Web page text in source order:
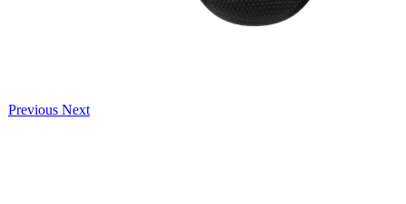
Previous Next